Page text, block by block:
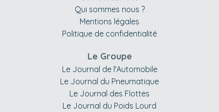
Qui sommes nous ?
Mentions légales
Politique de confidentialité
Le Groupe
Le Journal de l'Automobile
Le Journal du Pneumatique
Le Journal des Flottes
Le Journal du Poids Lourd